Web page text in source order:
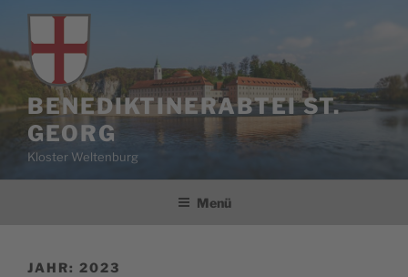
Zum
springen
BENEDIKTINERABTEI ST.
GEORG
Kloster Weltenburg
Menü
JAHR: 2023